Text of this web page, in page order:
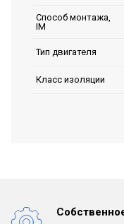
Способ монтажа,
IM
Тип двигателя
Класс изоляции